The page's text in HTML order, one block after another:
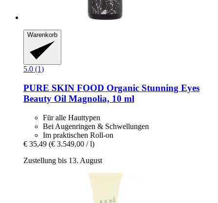
Warenkorb
5.0 (1)
PURE SKIN FOOD Organic Stunning Eyes
Beauty Oil Magnolia, 10 ml
Für alle Hauttypen
Bei Augenringen & Schwellungen
Im praktischen Roll-on
€ 35,49 (€ 3.549,00 / l)
Zustellung bis 13. August